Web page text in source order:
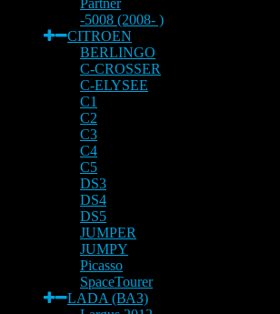
Partner
-5008 (2008- )
CITROEN
BERLINGO
C-CROSSER
C-ELYSEE
C1
C2
C3
C4
C5
DS3
DS4
DS5
JUMPER
JUMPY
Picasso
SpaceTourer
LADA (ВАЗ)